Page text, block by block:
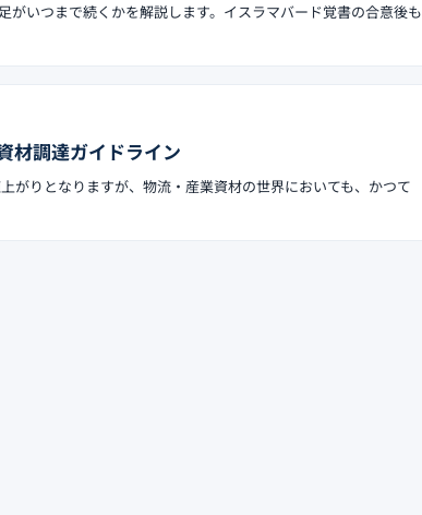
がいつまで続くかを解説します。イスラマバード覚書の合意後も
材調達ガイドライン
がりとなりますが、物流・産業資材の世界においても、かつて